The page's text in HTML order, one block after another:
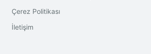
Çerez Politikası
İletişim